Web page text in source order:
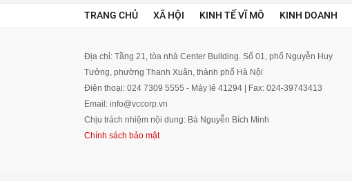
TRANG CHỦ XÃ HỘI KINH TẾ VĨ MÔ KINH DOANH
Địa chỉ: Tầng 21, tòa nhà Center Building. Số 01, phố Nguyễn Huy
Tưởng, phường Thanh Xuân, thành phố Hà Nội
Điện thoại: 024 7309 5555 - Máy lẻ 41294 | Fax: 024-39743413
Email: info@vccorp.vn
Chịu trách nhiệm nội dung: Bà Nguyễn Bích Minh
Chính sách bảo mật